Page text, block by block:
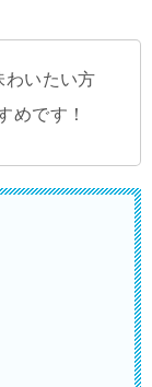
わいたい方
めです！